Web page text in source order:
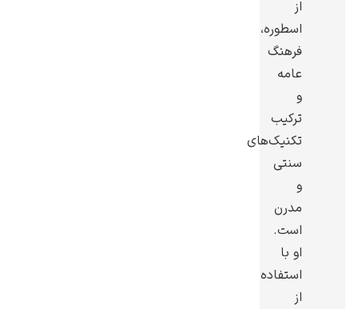
از
اسطوره،
فرهنگ
عامه
و
ترکیب
تکنیک‌های
سنتی
و
مدرن
است.
او با
استفاده
از